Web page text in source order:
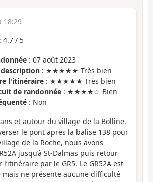
18:29
: 4.7 / 5
: 07 août 2023
: ★★★★★ Très bien
l'itinéraire : ★★★★★ Très bien
de randonnée : ★★★★☆ Bien
: Non
et autour du village de la Bolline.
le pont après la balise 138 pour
de la Roche, nous avons
jusqu’à St-Dalmas puis retour
par le GR5. Le GR52A est
ne présente aucune difficulté